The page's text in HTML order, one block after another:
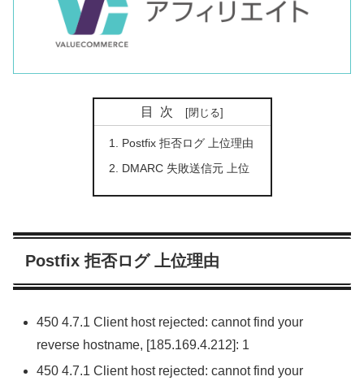
目次
Postfix 拒否ログ 上位理由
DMARC 失敗送信元 上位
Postfix 拒否ログ 上位理由
450 4.7.1 Client host rejected: cannot find your
reverse hostname, [185.169.4.212]: 1
450 4.7.1 Client host rejected: cannot find your